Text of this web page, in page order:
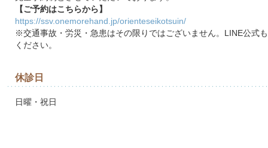
【ご予約はこちらから】
https://ssv.onemorehand.jp/orienteseikotsuin/
※交通事故・労災・急患はその限りではございません。LINE公式
ください。
休診日
日曜・祝日